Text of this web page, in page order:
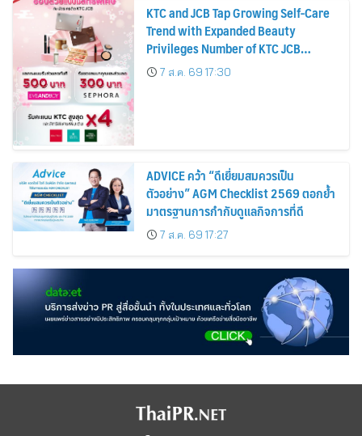
KTC and JCB Tap Growing Self-Care
Trend with Expanded Beauty
Privileges Number of KTC JCB
Cardmembers Spending on
Cosmetics Rises 26%
7 ส.ค. 69 17:30
ADVICE คว้า “ดีเยี่ยมสมควรเป็น
ตัวอย่าง” AGM Checklist 2569 ตอกย้ำ
มาตรฐานการกำกับดูแลกิจการที่ดี
7 ส.ค. 69 17:27